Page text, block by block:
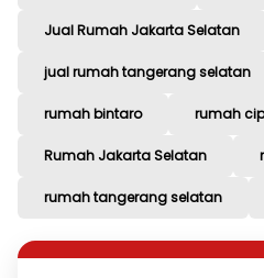
Jual Rumah Jakarta Selatan
jual rumah tangerang selatan
rumah bintaro rumah
Rumah Jakarta Selatan
rumah tangerang selatan